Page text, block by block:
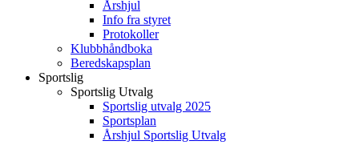
Årshjul
Info fra styret
Protokoller
Klubbhåndboka
Beredskapsplan
Sportslig
Sportslig Utvalg
Sportslig utvalg 2025
Sportsplan
Årshjul Sportslig Utvalg